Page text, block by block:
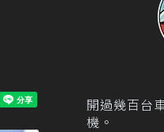
開過幾百台
機。